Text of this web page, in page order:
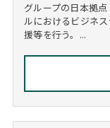
グループの日本拠
ルにおけるビジネ
援等を行う。...